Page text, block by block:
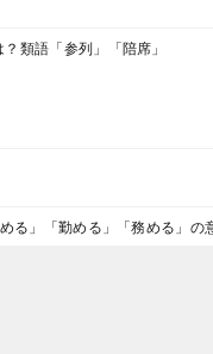
類語「参列」「陪席」
める」「勤める」「務める」